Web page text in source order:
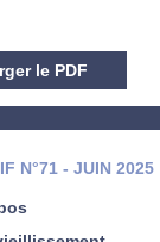
le PDF
N°71 - JUIN 2025